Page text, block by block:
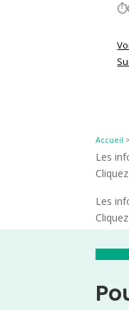
Accueil >
Les
Cliquez
Les
Cliquez